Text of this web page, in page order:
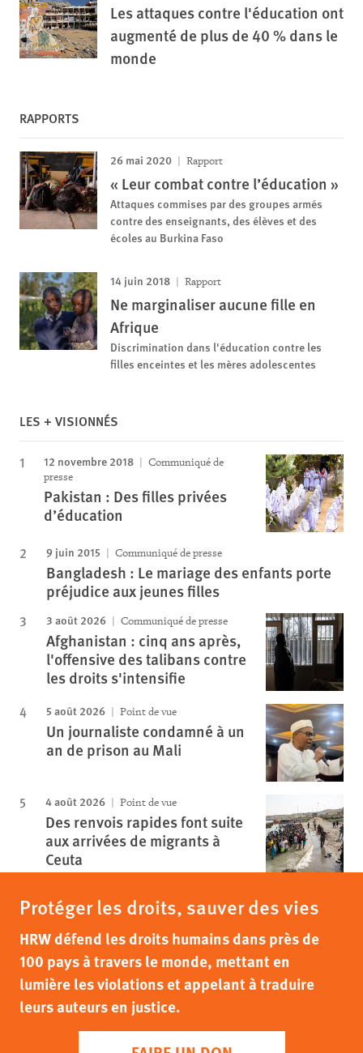
Les attaques contre l'éducation ont
augmenté de plus de 40 % dans le
monde
RAPPORTS
26 mai 2020 Rapport
« Leur combat contre l’éducation »
Attaques commises par des groupes armés
contre des enseignants, des élèves et des
écoles au Burkina Faso
14 juin 2018 Rapport
Ne marginaliser aucune fille en
Afrique
Discrimination dans l'éducation contre les
filles enceintes et les mères adolescentes
LES + VISIONNÉS
12 novembre 2018
Communiqué de
presse
Pakistan : Des filles privées
d’éducation
9 juin 2015 Communiqué de presse
Bangladesh : Le mariage des enfants porte
préjudice aux jeunes filles
3 août 2026 Communiqué de presse
Afghanistan : cinq ans après,
l'offensive des talibans contre
les droits s'intensifie
5 août 2026 Point de vue
Un journaliste condamné à un
an de prison au Mali
4 août 2026 Point de vue
Des renvois rapides font suite
aux arrivées de migrants à
Ceuta
Protéger les droits, sauver des vies
HRW défend les droits humains dans près de
100 pays à travers le monde, mettant en
lumière les violations et appelant à traduire
leurs auteurs en justice.